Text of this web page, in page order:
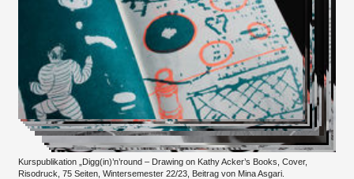
Kurspublikation „Digg(in)’n’round – Drawing on Kathy Acker’s Books, Cover,
Risodruck, 75 Seiten, Wintersemester 22/23, Beitrag von Mina Asgari.